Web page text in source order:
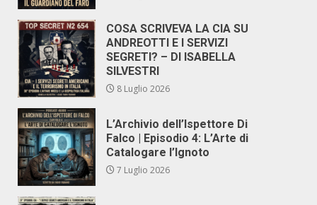
COSA SCRIVEVA LA CIA SU
ANDREOTTI E I SERVIZI
SEGRETI? – DI ISABELLA
SILVESTRI
8 Luglio 2026
L’Archivio dell’Ispettore Di
Falco | Episodio 4: L’Arte di
Catalogare l’Ignoto
7 Luglio 2026